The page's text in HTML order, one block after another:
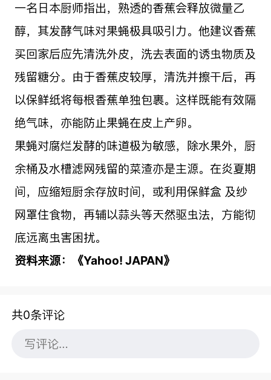
一名日本厨师指出，熟透的香蕉会释放微量乙
醇，其发酵气味对果蝇极具吸引力。他建议香蕉
买回家后应先清洗外皮，洗去表面的诱虫物质及
残留糖分。由于香蕉皮较厚，清洗并擦干后，再
以保鲜纸将每根香蕉单独包裹。这样既能有效隔
绝气味，亦能防止果蝇在皮上产卵。
果蝇对腐烂发酵的味道极为敏感，除水果外，厨
余桶及水槽滤网残留的菜渣亦是主源。在炎夏期
间，应缩短厨余存放时间，或利用保鲜盒 及纱
网罩住食物，再辅以蒜头等天然驱虫法，方能彻
底远离虫害困扰。
资料来源：《Yahoo! JAPAN》
共0条评论